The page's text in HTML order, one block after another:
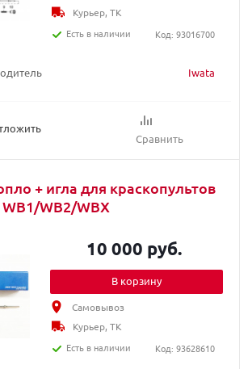
Iwata
Сравнить
Курьер, ТК
Есть в наличии
Код: 93016700
+ игла для краскопультов
WB2/WBX
10 000 руб.
В корзину
Самовывоз
Курьер, ТК
Есть в наличии
Код: 93628610